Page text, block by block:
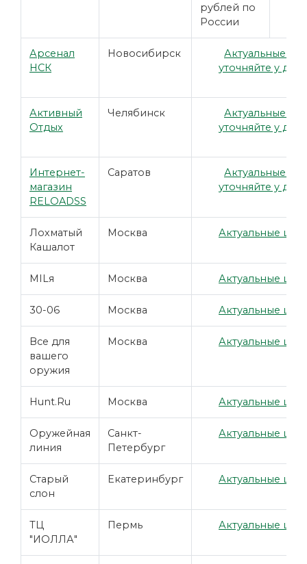
рублей по
России
Арсенал
НСК
Новосибирск
Актуальные
уточняйте у
Активный
Отдых
Челябинск
Актуальные
уточняйте у
Интернет-
магазин
RELOADSS
Саратов
Актуальные
уточняйте у
Лохматый
Кашалот
Москва Актуальные
MILя Москва Актуальные
30-06 Москва Актуальные
Все для
вашего
оружия
Москва Актуальные
Hunt.Ru Москва Актуальные
Оружейная
линия
Санкт-
Петербург
Актуальные
Старый
слон
Екатеринбург Актуальные
ТЦ
"ИОЛЛА"
Пермь Актуальные